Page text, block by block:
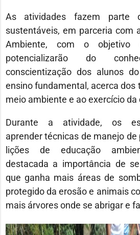
As atividades fazem parte
sustentáveis, em parceria com
Ambiente, com o objetivo
potencializarão do
conscientização dos alunos
ensino fundamental, acerca dos
meio ambiente e ao exercício da
Durante a atividade, os
aprender técnicas de manejo
lições de educação
destacada a importância de
que ganha mais áreas de
protegido da erosão e animais
mais árvores onde se abrigar e